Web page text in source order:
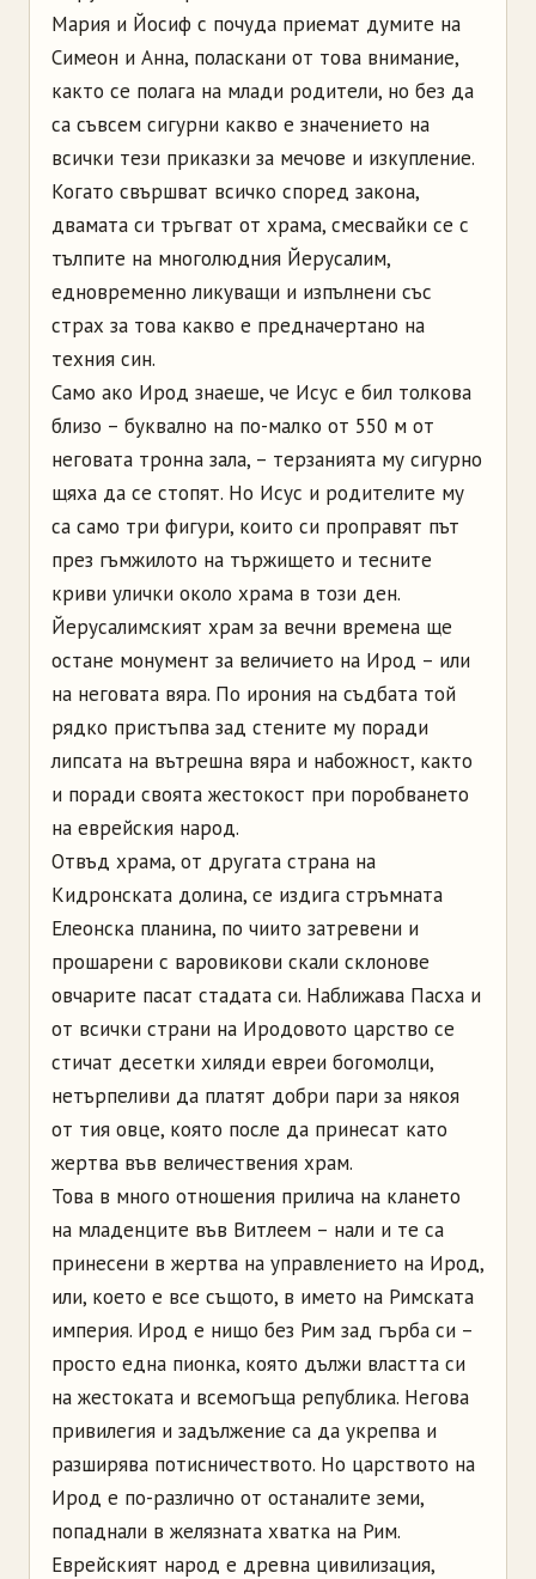
Мария и Йосиф с почуда приемат думите на
Симеон и Анна, поласкани от това внимание,
както се полага на млади родители, но без да
са съвсем сигурни какво е значението на
всички тези приказки за мечове и изкупление.
Когато свършват всичко според закона,
двамата си тръгват от храма, смесвайки се с
тълпите на многолюдния Йерусалим,
едновременно ликуващи и изпълнени със
страх за това какво е предначертано на
техния син.
Само ако Ирод знаеше, че Исус е бил толкова
близо – буквално на по-малко от 550 м от
неговата тронна зала, – терзанията му сигурно
щяха да се стопят. Но Исус и родителите му
са само три фигури, които си проправят път
през гъмжилото на тържището и тесните
криви улички около храма в този ден.
Йерусалимският храм за вечни времена ще
остане монумент за величието на Ирод – или
на неговата вяра. По ирония на съдбата той
рядко пристъпва зад стените му поради
липсата на вътрешна вяра и набожност, както
и поради своята жестокост при поробването
на еврейския народ.
Отвъд храма, от другата страна на
Кидронската долина, се издига стръмната
Елеонска планина, по чиито затревени и
прошарени с варовикови скали склонове
овчарите пасат стадата си. Наближава Пасха и
от всички страни на Иродовото царство се
стичат десетки хиляди евреи богомолци,
нетърпеливи да платят добри пари за някоя
от тия овце, която после да принесат като
жертва във величествения храм.
Това в много отношения прилича на клането
на младенците във Витлеем – нали и те са
принесени в жертва на управлението на Ирод,
или, което е все същото, в името на Римската
империя. Ирод е нищо без Рим зад гърба си –
просто една пионка, която дължи властта си
на жестоката и всемогъща република. Негова
привилегия и задължение са да укрепва и
разширява потисничеството. Но царството на
Ирод е по-различно от останалите земи,
попаднали в желязната хватка на Рим.
Еврейският народ е древна цивилизация,